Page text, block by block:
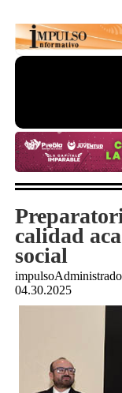
calidad
social
04.30.2025